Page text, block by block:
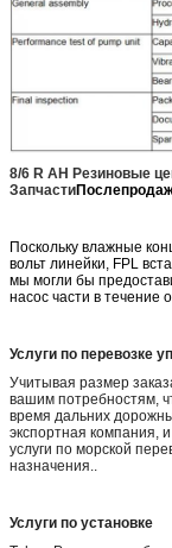
8/6 R AH Резиновые
Запчасти
Поскольку влажные
вольт линейки, FPL
мы могли бы
насос части в течение
Услуги по перевозке
Учитывая размер
вашим потребностям,
время дальних
экспортная компания,
услуги по морской
назначения..
Услуги по установке